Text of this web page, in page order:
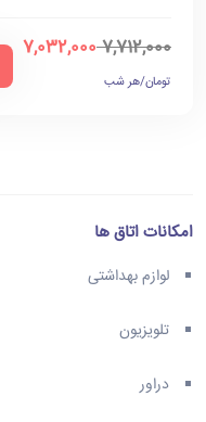
7,712,000
7,032,000
تومان/هر شب
امکانات اتاق ها
لوازم بهداشتی
تلویزیون
دراور